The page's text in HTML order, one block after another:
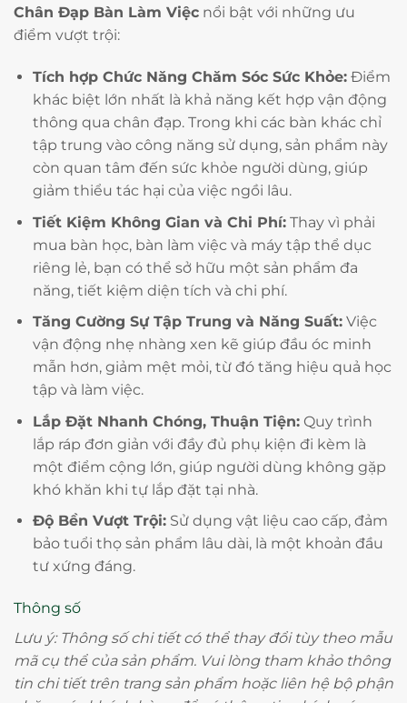
Chân Đạp Bàn Làm Việc nổi bật với những ưu
điểm vượt trội:
Tích hợp Chức Năng Chăm Sóc Sức Khỏe:Điểm
khác biệt lớn nhất là khả năng kết hợp vận động
thông qua chân đạp. Trong khi các bàn khác chỉ
tập trung vào công năng sử dụng, sản phẩm này
còn quan tâm đến sức khỏe người dùng, giúp
giảm thiểu tác hại của việc ngồi lâu.
Tiết Kiệm Không Gian và Chi Phí:Thay vì phải
mua bàn học, bàn làm việc và máy tập thể dục
riêng lẻ, bạn có thể sở hữu một sản phẩm đa
năng, tiết kiệm diện tích và chi phí.
Tăng Cường Sự Tập Trung và Năng Suất:Việc
vận động nhẹ nhàng xen kẽ giúp đầu óc minh
mẫn hơn, giảm mệt mỏi, từ đó tăng hiệu quả học
tập và làm việc.
Lắp Đặt Nhanh Chóng, Thuận Tiện:Quy trình
lắp ráp đơn giản với đầy đủ phụ kiện đi kèm là
một điểm cộng lớn, giúp người dùng không gặp
khó khăn khi tự lắp đặt tại nhà.
Độ Bền Vượt Trội:Sử dụng vật liệu cao cấp, đảm
bảo tuổi thọ sản phẩm lâu dài, là một khoản đầu
tư xứng đáng.
Thông số
Lưu ý: Thông số chi tiết có thể thay đổi tùy theo mẫu
mã cụ thể của sản phẩm. Vui lòng tham khảo thông
tin chi tiết trên trang sản phẩm hoặc liên hệ bộ phận